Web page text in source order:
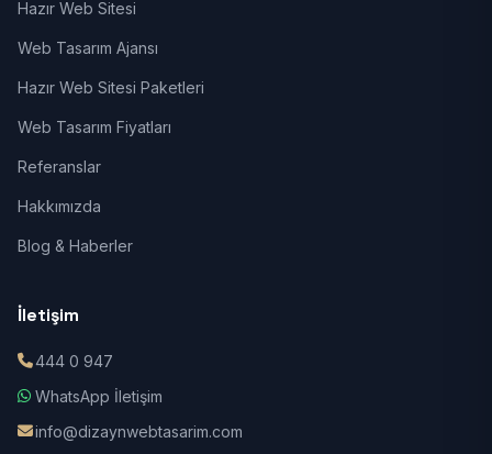
Hazır Web Sitesi
Web Tasarım Ajansı
Hazır Web Sitesi Paketleri
Web Tasarım Fiyatları
Referanslar
Hakkımızda
Blog & Haberler
İletişim
444 0 947
WhatsApp İletişim
info@dizaynwebtasarim.com